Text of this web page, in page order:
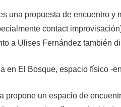
una propuesta de encuentro
contact
a Ulises Fernández también
en El Bosque, espacio físico -
propone un espacio de